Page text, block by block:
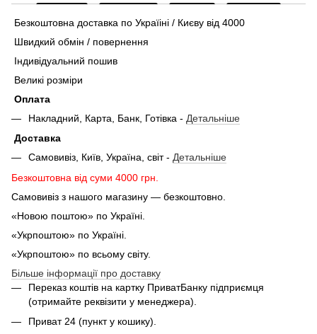
Безкоштовна доставка по Україіні / Києву від 4000
Швидкий обмін / повернення
Індивідуальний пошив
Великі розміри
Оплата
Накладний, Карта, Банк, Готівка - Детальніше
Доставка
Самовивіз, Київ, Україна, світ - Детальніше
Безкоштовна від суми 4000 грн.
Самовивіз з нашого магазину — безкоштовно.
«Новою поштою» по Україні.
«Укрпоштою» по Україні.
«Укрпоштою» по всьому світу.
Більше інформації про доставку
Переказ коштів на картку ПриватБанку підприємця
(отримайте реквізити у менеджера).
Приват 24 (пункт у кошику).